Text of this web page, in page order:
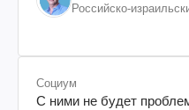
Российско-
Социум
С ними не будет